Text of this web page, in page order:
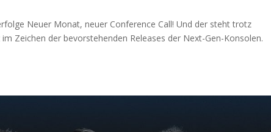
Neuer Monat, neuer Conference Call! Und der steht trotz
Zeichen der bevorstehenden Releases der Next-Gen-Konsolen.